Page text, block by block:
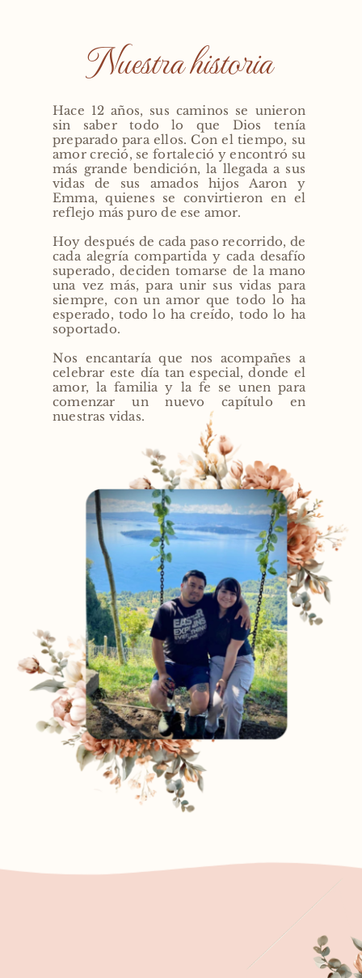
Nuestra historia
Hace 12 años, sus caminos se unieron
sin saber todo lo que Dios tenía
preparado para ellos. Con el tiempo, su
amor creció, se fortaleció y encontró su
más grande bendición, la llegada a sus
vidas de sus amados hijos Aaron y
Emma, quienes se convirtieron en el
reflejo más puro de ese amor.
Hoy después de cada paso recorrido, de
cada alegría compartida y cada desafío
superado, deciden tomarse de la mano
una vez más, para unir sus vidas para
siempre, con un amor que todo lo ha
esperado, todo lo ha creído, todo lo ha
soportado.
Nos encantaría que nos acompañes a
celebrar este día tan especial, donde el
amor, la familia y la fe se unen para
comenzar un nuevo capítulo en
nuestras vidas.